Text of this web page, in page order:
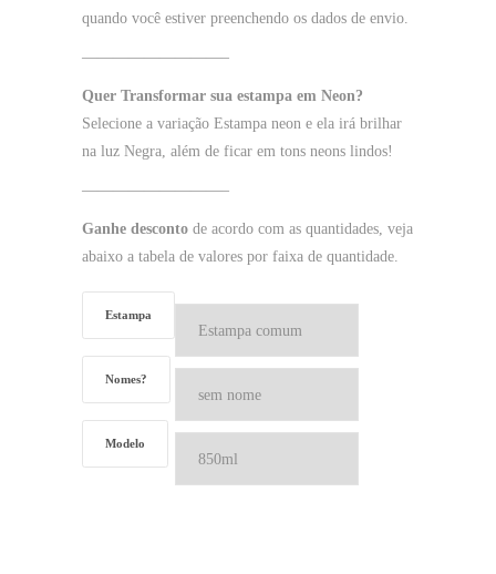
quando você estiver preenchendo os dados de envio.
—————————–
Quer Transformar sua estampa em Neon?
Selecione a variação Estampa neon e ela irá brilhar
na luz Negra, além de ficar em tons neons lindos!
—————————–
Ganhe desconto de acordo com as quantidades, veja
abaixo a tabela de valores por faixa de quantidade.
Estampa
Nomes?
Modelo